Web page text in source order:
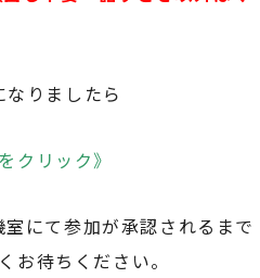
りましたら
クリック》
にて参加が承認されるまで
お待ちください。